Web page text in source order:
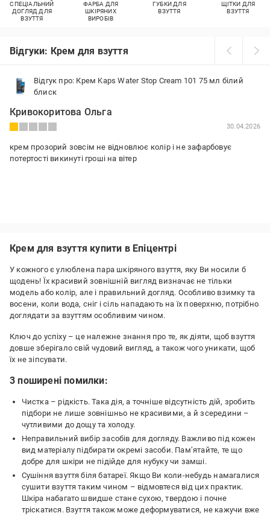
СПЕЦІАЛЬНИЙ
ДОГЛЯД ДЛЯ
ВЗУТТЯ
ФАРБА ДЛЯ
ШКІРЯНИХ
ВИРОБІВ
ГУБКИ ДЛЯ
ВЗУТТЯ
ЩІТКИ ДЛЯ
ВЗУТТЯ
Відгуки: Крем для взуття
Відгук про: Крем Kaps Water Stop Cream 101 75 мл білий
блиск
Кривокоритова Ольга
30.04.2026
крем прозорий зовсім не відновлює колір і не зафарбовує
потертості викинуті гроші на вітер
Крем для взуття купити в Епіцентрі
У кожного є улюблена пара шкіряного взуття, яку Ви носили б
щодень! Їх красивий зовнішній вигляд визначає не тільки
модель або колір, але і правильний догляд. Особливо взимку та
восени, коли вода, сніг і сіль нападають на їх поверхню, потрібно
доглядати за взуттям особливим чином.
Ключ до успіху – це належне знання про те, як діяти, щоб взуття
довше зберігало свій чудовий вигляд, а також чого уникати, щоб
їх не зіпсувати.
3 поширені помилки:
Чистка – рідкість. Така дія, а точніше відсутність дій, зробить
підбори не лише зовнішньо не красивими, а й зсередини –
чутливими до дощу та холоду.
Неправильний вибір засобів для догляду. Важливо під кожен
вид матеріалу підбирати окремі засоби. Пам’ятайте, те що
добре для шкіри не підійде для нубуку чи замші.
Сушіння взуття біля батареї. Якщо Ви коли-небудь намагалися
сушити взуття таким чином – відмовтеся від цих практик.
Шкіра набагато швидше стане сухою, твердою і почне
тріскатися. Взуття також може деформуватися, не кажучи вже